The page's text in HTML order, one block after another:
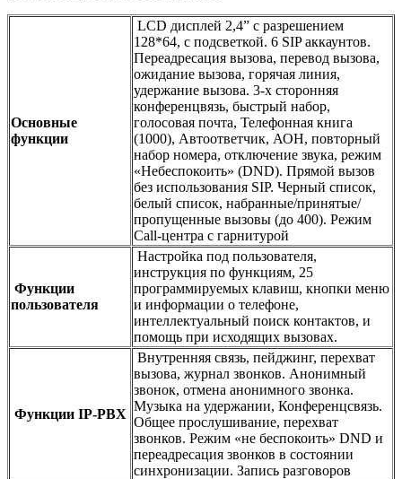
Основные
функции
LCD дисплей 2,4” с разрешением
128*64, с подсветкой. 6 SIP аккаунтов.
Переадресация вызова, перевод вызова,
ожидание вызова, горячая линия,
удержание вызова. 3-х сторонняя
конференцвязь, быстрый набор,
голосовая почта, Телефонная книга
(1000), Автоответчик, АОН, повторный
набор номера, отключение звука, режим
«Heбеспокоить» (DND). Прямой вызов
без использования SIP. Черный список,
белый список, набранные/принятые/
пропущенные вызовы (до 400). Режим
Call-центра с гарнитурой
Функции
пользователя
Настройка под пользователя,
инструкция по функциям, 25
программируемых клавиш, кнопки меню
и информации о телефоне,
интеллектуальный поиск контактов, и
помощь при исходящих вызовах.
Функции IP-PBX
Внутренняя связь, пейджинг, перехват
вызова, журнал звонков. Анонимный
звонок, отмена анонимного звонка.
Музыка на удержании, Конференцсвязь.
Общее прослушивание, перехват
звонков. Режим «не беспокоить» DND и
переадресация звонков в состоянии
синхронизации. Запись разговоров